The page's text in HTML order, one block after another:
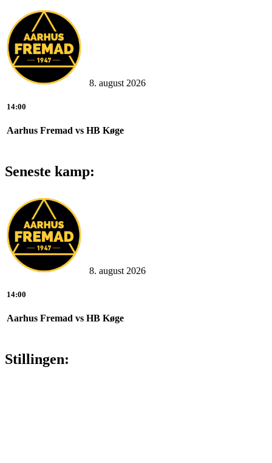
8. august 2026
14:00
Aarhus Fremad vs HB Køge
Seneste kamp:
8. august 2026
14:00
Aarhus Fremad vs HB Køge
Stillingen: